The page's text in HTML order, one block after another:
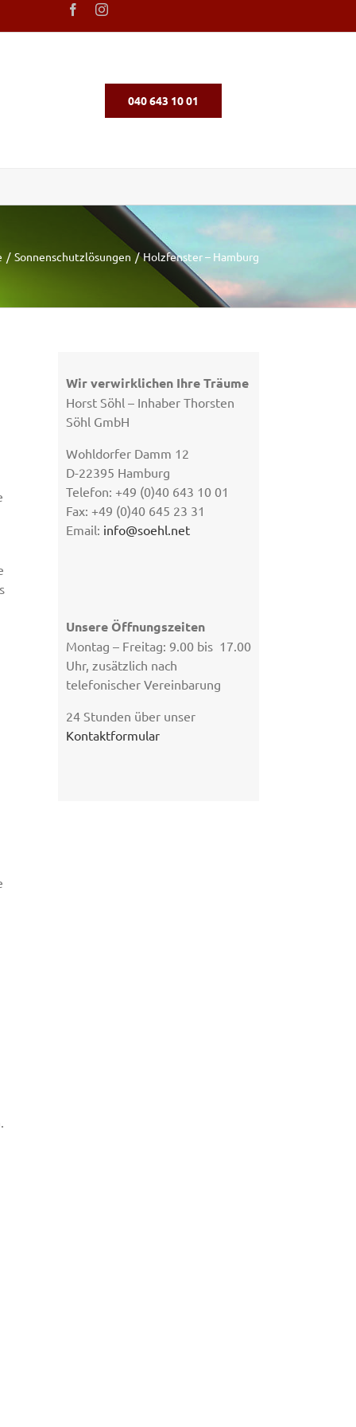
040 643 10 01
Sonnenschutzlösungen Holzfenster – Hamburg
Wir verwirklichen Ihre Träume
Horst Söhl – Inhaber Thorsten
Söhl GmbH
Wohldorfer Damm 12
D-22395 Hamburg
Telefon: +49 (0)40 643 10 01
Fax: +49 (0)40 645 23 31
Email: info@soehl.net
Unsere Öffnungszeiten
Montag – Freitag: 9.00 bis 17.00
Uhr, zusätzlich nach
telefonischer Vereinbarung
24 Stunden über unser
Kontaktformular